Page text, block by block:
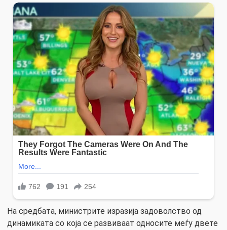
На средбата, министрите изразија задоволство од
динамиката со која се развиваат односите меѓу двете